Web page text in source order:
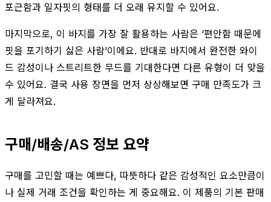
포근함과 일자핏의 형태를 더 오래 유지할 수 있어요.
마지막으로, 이 바지를 가장 잘 활용하는 사람은 ‘편안함 때문에
핏을 포기하기 싫은 사람’이에요. 반대로 바지에서 완전한 와이
드 감성이나 스트리트한 무드를 기대한다면 다른 유형이 더 맞을
수 있어요. 결국 사용 장면을 먼저 상상해보면 구매 만족도가 크
게 달라져요.
구매/배송/AS 정보 요약
구매를 고민할 때는 예쁘다, 따뜻하다 같은 감성적인 요소만큼이
나 실제 거래 조건을 확인하는 게 중요해요. 이 제품의 기본 판매